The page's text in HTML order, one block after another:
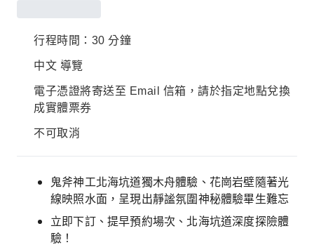
行程時間：30 分鐘
中文 導覽
電子憑證將寄送至 Email 信箱，請於指定地點兌換
成實體票券
不可取消
鬼斧神工北海坑道獨木舟體驗、花崗岩壁隨著光
線映照水面，呈現出靜謐氛圍神秘體驗畢生難忘
立即下訂、提早預約場次、北海坑道深度探險體
驗！